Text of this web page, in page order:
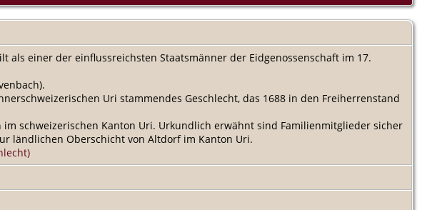
als einer der einflussreichsten Staatsmänner der Eidgenossenschaft im 17.
Uri stammendes Geschlecht, das 1688 in den Freiherrenstand
schweizerischen Kanton Uri. Urkundlich erwähnt sind Familienmitglieder sicher
ländlichen Oberschicht von Altdorf im Kanton Uri.